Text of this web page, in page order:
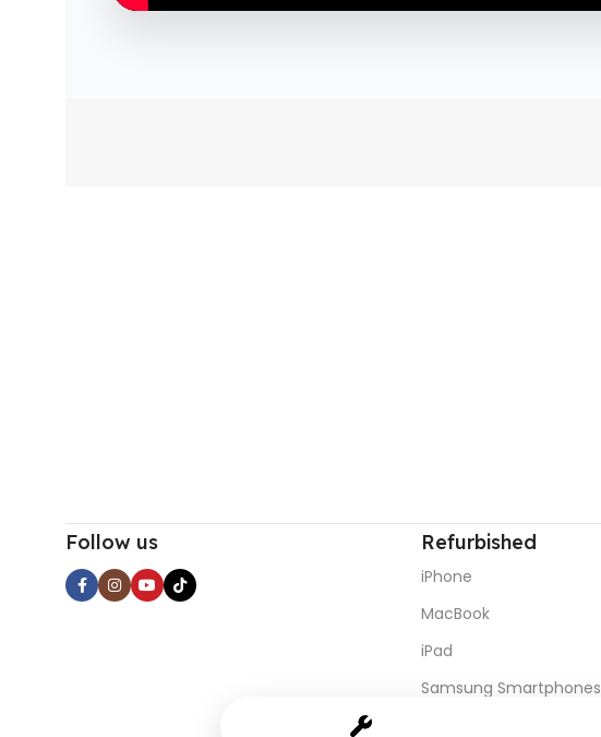
Follow us Refurbished
iPhone
MacBook
iPad
Samsung Smartphones